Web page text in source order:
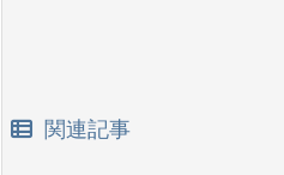
関連記事